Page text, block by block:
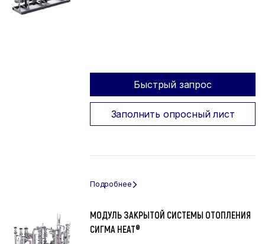
Быстрый запрос
Заполнить опросный лист
МОДУЛЬ ЗАКРЫТОЙ СИСТЕМЫ ОТОПЛЕНИЯ
СИГМА HEAT®